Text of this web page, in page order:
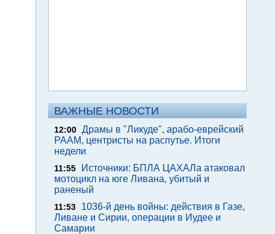
ВАЖНЫЕ НОВОСТИ
12:00 Драмы в "Ликуде", арабо-еврейский
РААМ, центристы на распутье. Итоги
недели
11:55
Источники: БПЛА ЦАХАЛа атаковал
мотоцикл на юге Ливана, убитый и
раненый
11:53
1036-й день войны: действия в Газе,
Ливане и Сирии, операции в Иудее и
Самарии